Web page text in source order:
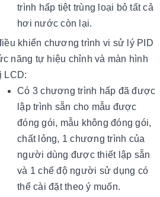
trình hấp tiệt trùng loại bỏ tất cả
hơi nước còn lại.
khiển chương trình vi sử lý PID
năng tự hiệu chỉnh và màn hình
LCD:
Có 3 chương trình hấp đã được
lập trình sẵn cho mẫu được
đóng gói, mẫu không đóng gói,
chất lỏng, 1 chương trình của
người dùng được thiết lập sẵn
và 1 chế độ người sử dụng có
thể cài đặt theo ý muốn.